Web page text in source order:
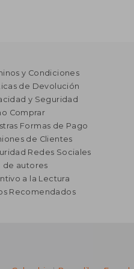
y Condiciones
de Devolución
y Seguridad
Comprar
Formas de Pago
de Clientes
Redes Sociales
de autores
a la Lectura
Recomendados